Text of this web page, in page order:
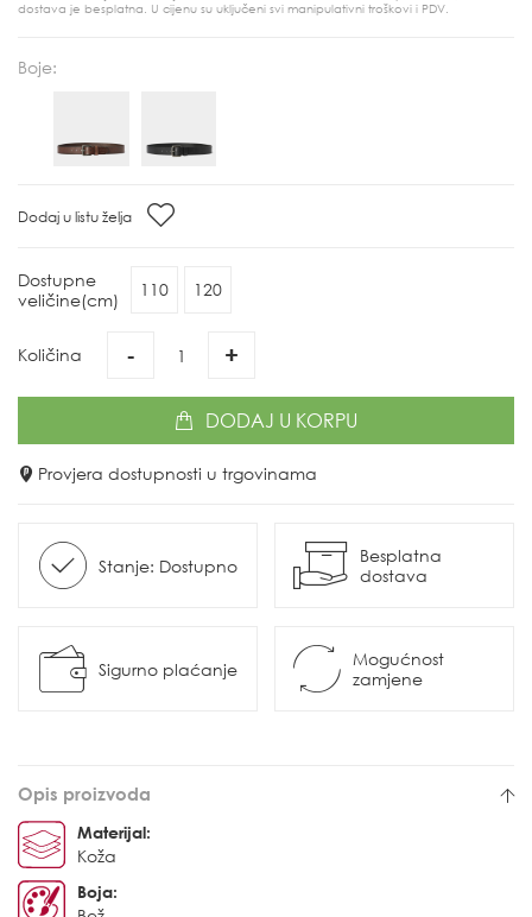
dostava je besplatna. U cijenu su uključeni svi manipulativni troškovi i PDV.
Boje:
Dodaj u listu želja
Dostupne
veličine(cm)
110 120
Količina - +
DODAJ U KORPU
Provjera dostupnosti u trgovinama
Stanje: Dostupno
Besplatna
dostava
Sigurno plaćanje
Mogućnost
zamjene
Opis proizvoda
Materijal:
Koža
Boja: